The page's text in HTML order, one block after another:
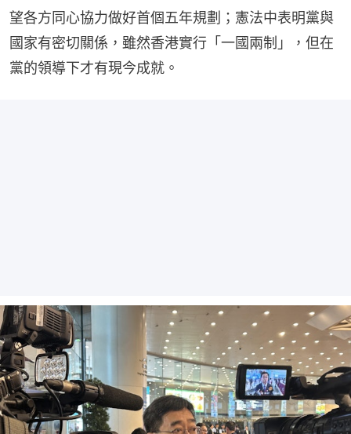
望各方同心協力做好首個五年規劃；憲法中表明黨與
國家有密切關係，雖然香港實行「一國兩制」，但在
黨的領導下才有現今成就。